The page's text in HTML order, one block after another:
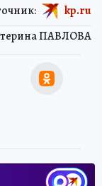
ПАВЛОВА
kp.ru